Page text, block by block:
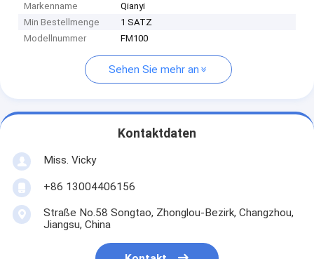
Markenname
Qianyi
Min Bestellmenge
1 SATZ
Modellnummer
FM100
Sehen Sie mehr an
Kontaktdaten
Miss. Vicky
+86 13004406156
Straße No.58 Songtao, Zhonglou-Bezirk, Changzhou,
Jiangsu, China